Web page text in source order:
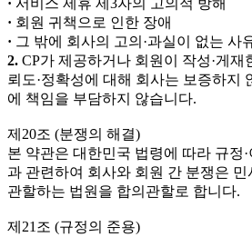
· 서비스 제휴 제3자의 고의적 방해
· 회원 귀책으로 인한 장애
· 그 밖에 회사의 고의·과실이 없는 사
2. CP가 제공하거나 회원이 작성·게재
뢰도·정확성에 대해 회사는 보증하지
에 책임을 부담하지 않습니다.
제20조 (분쟁의 해결)
본 약관은 대한민국 법령에 따라 규정
과 관련하여 회사와 회원 간 분쟁은
관할하는 법원을 합의관할로 합니다.
제21조 (규정의 준용)